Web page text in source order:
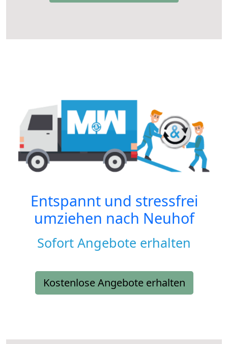
Entspannt und stressfrei
umziehen nach Neuhof
Sofort Angebote erhalten
Kostenlose Angebote erhalten